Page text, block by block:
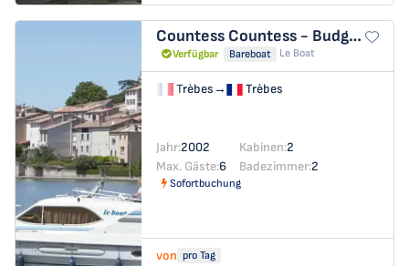
Countess Countess - Budget 15
Verfügbar Bareboat Le Boat
Trèbes→ Trèbes
Jahr:2002 Kabinen:2
Max. Gäste:6 Badezimmer:2
Sofortbuchung
von pro Tag